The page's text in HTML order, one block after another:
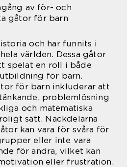
av för- och
gåtor för barn
och har funnits i
världen. Dessa gåtor
spelat en roll i både
för barn.
för barn inkluderar att
problemlösning
och matematiska
sätt. Nackdelarna
kan vara för svåra för
eller inte vara
för andra, vilket kan
eller frustration.